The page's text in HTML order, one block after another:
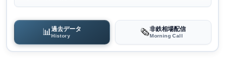
📊過去データ
History 🗞️非鉄相場配信
Morning Call